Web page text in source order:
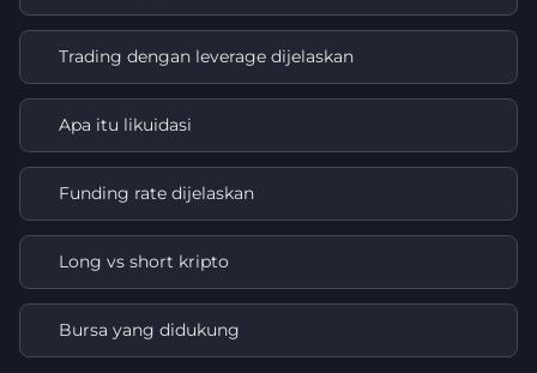
Trading dengan leverage dijelaskan
Apa itu likuidasi
Funding rate dijelaskan
Long vs short kripto
Bursa yang didukung